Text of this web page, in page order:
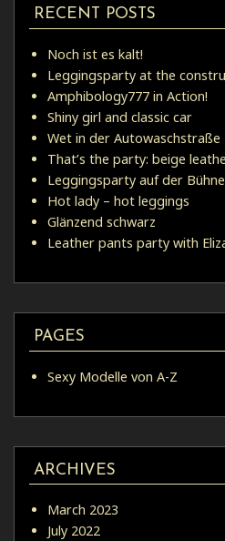
RECENT POSTS
Noch ist es kalt!
Leggingsparty at the
Amphibology777 in Action!
Shiny girl and classic car
Wet in der Autowaschstraße
That’s the party: beige
Leggingsparty auf der Bühne
Hot lady – hot leggings
Glänzend schwarz
Leather pants party with
PAGES
Sexy Modelle von A-Z
ARCHIVES
March 2023
July 2022